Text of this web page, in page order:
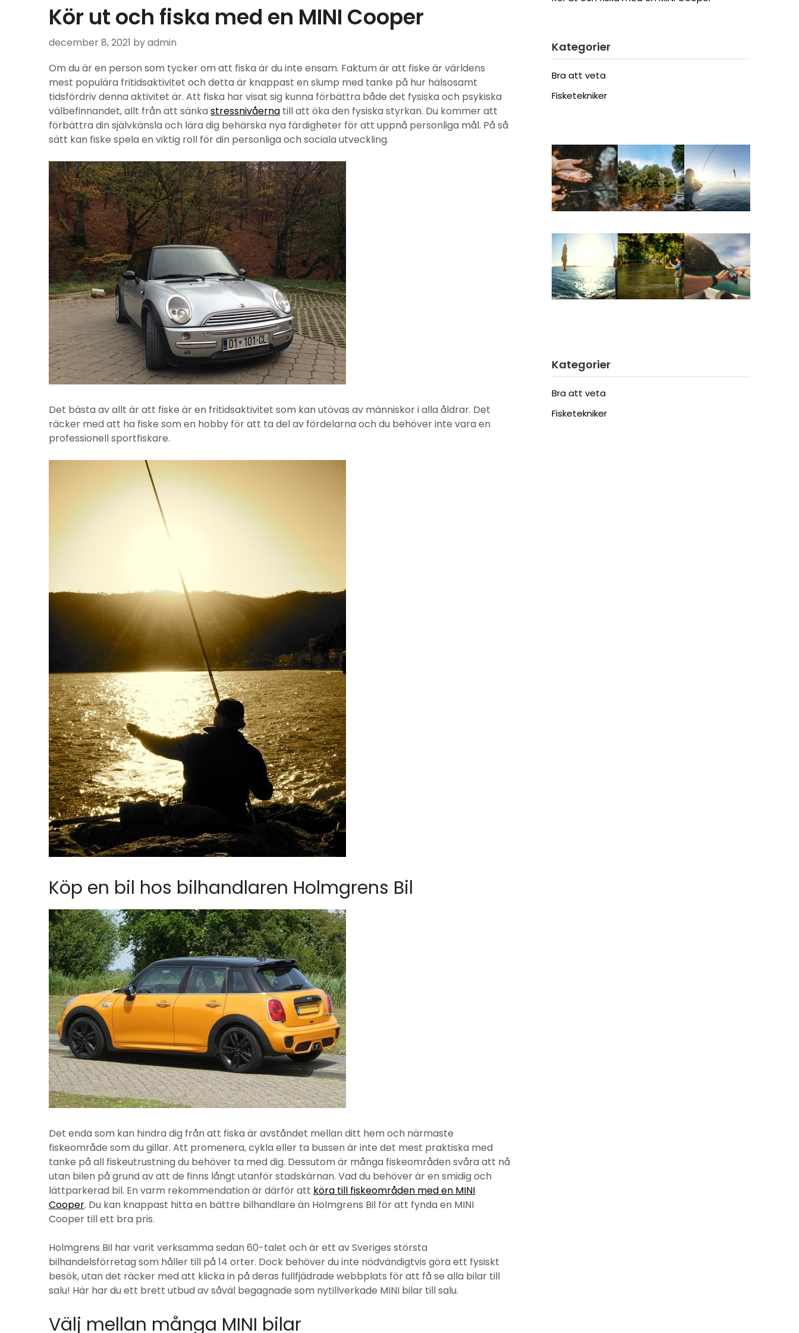
Kör ut och fiska med en MINI Cooper
december 8, 2021 by admin
Om du är en person som tycker om att fiska är du inte ensam. Faktum är att fiske är världens
mest populära fritidsaktivitet och detta är knappast en slump med tanke på hur hälsosamt
tidsfördriv denna aktivitet är. Att fiska har visat sig kunna förbättra både det fysiska och psykiska
välbefinnandet, allt från att sänkastressnivåerna till att öka den fysiska styrkan. Du kommer att
förbättra din självkänsla och lära dig behärska nya färdigheter för att uppnå personliga mål. På så
sätt kan fiske spela en viktig roll för din personliga och sociala utveckling.
Det bästa av allt är att fiske är en fritidsaktivitet som kan utövas av människor i alla åldrar. Det
räcker med att ha fiske som en hobby för att ta del av fördelarna och du behöver inte vara en
professionell sportfiskare.
Köp en bil hos bilhandlaren Holmgrens Bil
Det enda som kan hindra dig från att fiska är avståndet mellan ditt hem och närmaste
fiskeområde som du gillar. Att promenera, cykla eller ta bussen är inte det mest praktiska med
tanke på all fiskeutrustning du behöver ta med dig. Dessutom är många fiskeområden svåra att nå
utan bilen på grund av att de finns långt utanför stadskärnan. Vad du behöver är en smidig och
lättparkerad bil. En varm rekommendation är därför att köra till fiskeområden med en MINI
Cooper. Du kan knappast hitta en bättre bilhandlare än Holmgrens Bil för att fynda en MINI
Cooper till ett bra pris.
Holmgrens Bil har varit verksamma sedan 60-talet och är ett av Sveriges största
bilhandelsförretag som håller till på 14 orter. Dock behöver du inte nödvändigtvis göra ett fysiskt
besök, utan det räcker med att klicka in på deras fullfjädrade webbplats för att få se alla bilar till
salu! Här har du ett brett utbud av såväl begagnade som nytillverkade MINI bilar till salu.
Välj mellan många MINI bilar
Kategorier
Bra att veta
Fisketekniker
Kategorier
Bra att veta
Fisketekniker